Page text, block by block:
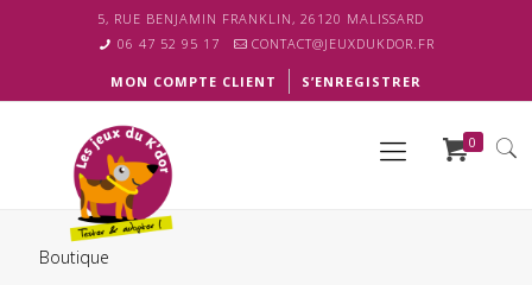
5, RUE BENJAMIN FRANKLIN, 26120 MALISSARD
06 47 52 95 17
CONTACT@JEUXDUKDOR.FR
MON COMPTE CLIENT S’ENREGISTRER
0
Boutique